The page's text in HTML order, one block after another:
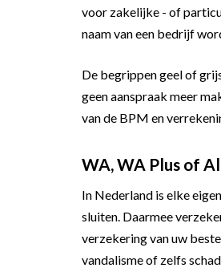
voor zakelijke - of
naam van een bedrijf
De begrippen geel of
geen aanspraak meer
van de BPM en
WA, WA Plus of
In Nederland is elke
sluiten. Daarmee
verzekering van uw
vandalisme of zelfs